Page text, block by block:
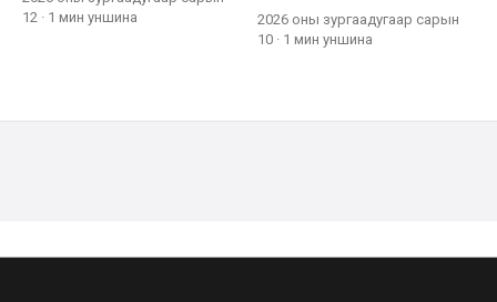
12 · 1 мин уншина
2026 оны зургаадугаар сарын
10 · 1 мин уншина